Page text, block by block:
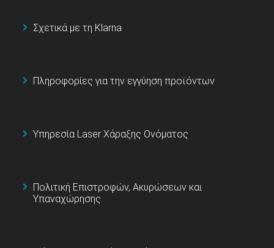
Σχετικά με τη Klarna
Πληροφορίες για την εγγύηση προϊόντων
Υπηρεσία Laser Χάραξης Ονόματος
Πολιτική Επιστροφών, Ακυρώσεων και
Υπαναχώρησης